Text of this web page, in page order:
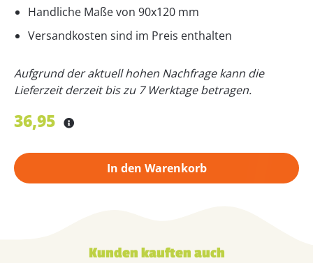
Handliche Maße von 90x120 mm
Versandkosten sind im Preis enthalten
Aufgrund der aktuell hohen Nachfrage kann die
Lieferzeit derzeit bis zu 7 Werktage betragen.
36,95
In den Warenkorb
Kunden kauften auch